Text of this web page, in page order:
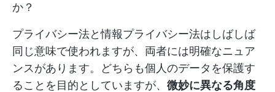
か？
プライバシー法と情報プライバシー法はしばしば
同じ意味で使われますが、両者には明確なニュア
ンスがあります。どちらも個人のデータを保護す
ることを目的としていますが、 微妙に異なる角度